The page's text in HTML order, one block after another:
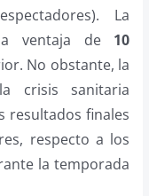
La
ventaja de 10
No obstante, la
crisis sanitaria
resultados finales
respecto a los
la temporada